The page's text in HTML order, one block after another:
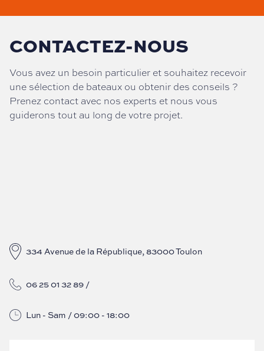
CONTACTEZ-NOUS
Vous avez un besoin particulier et souhaitez recevoir
une sélection de bateaux ou obtenir des conseils ?
Prenez contact avec nos experts et nous vous
guiderons tout au long de votre projet.
334 Avenue de la République, 83000 Toulon
06 25 01 32 89 /
Lun - Sam / 09:00 - 18:00